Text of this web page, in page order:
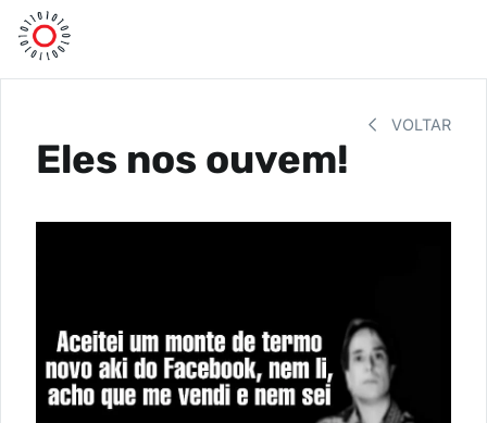
VOLTAR
Eles nos ouvem!